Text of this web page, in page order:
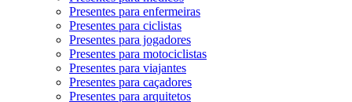
Presentes para enfermeiras
Presentes para ciclistas
Presentes para jogadores
Presentes para motociclistas
Presentes para viajantes
Presentes para caçadores
Presentes para arquitetos